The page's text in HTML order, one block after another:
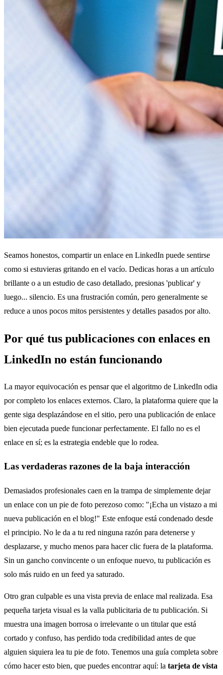
Seamos honestos, compartir un enlace en LinkedIn puede sentirse
como si estuvieras gritando en el vacío. Dedicas horas a un artículo
brillante o a un estudio de caso detallado, presionas 'publicar' y
luego... silencio. Es una frustración común, pero generalmente se
reduce a unos pocos mitos persistentes y detalles pasados por alto.
Por qué tus publicaciones con enlaces en
LinkedIn no están funcionando
La mayor equivocación es pensar que el algoritmo de LinkedIn odia
por completo los enlaces externos. Claro, la plataforma quiere que la
gente siga desplazándose en el sitio, pero una publicación de enlace
bien ejecutada puede funcionar perfectamente. El fallo no es el
enlace en sí; es la estrategia endeble que lo rodea.
Las verdaderas razones de la baja interacción
Demasiados profesionales caen en la trampa de simplemente dejar
un enlace con un pie de foto perezoso como: "¡Echa un vistazo a mi
nueva publicación en el blog!" Este enfoque está condenado desde
el principio. No le da a tu red ninguna razón para detenerse y
desplazarse, y mucho menos para hacer clic fuera de la plataforma.
Sin un gancho convincente o un enfoque nuevo, tu publicación es
solo más ruido en un feed ya saturado.
Otro gran culpable es una vista previa de enlace mal realizada. Esa
pequeña tarjeta visual es la valla publicitaria de tu publicación. Si
muestra una imagen borrosa o irrelevante o un titular que está
cortado y confuso, has perdido toda credibilidad antes de que
alguien siquiera lea tu pie de foto. Tenemos una guía completa sobre
cómo hacer esto bien, que puedes encontrar aquí: la tarjeta de vista